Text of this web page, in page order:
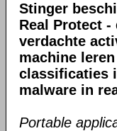
Stinger
Real Protect
verdachte
machine
classificaties
malware in
Portable